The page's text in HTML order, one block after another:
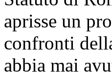
aprisse un
confronti
abbia mai